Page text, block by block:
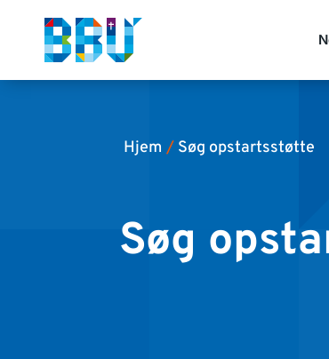
Hjem / Søg opstartsstøtte
Søg